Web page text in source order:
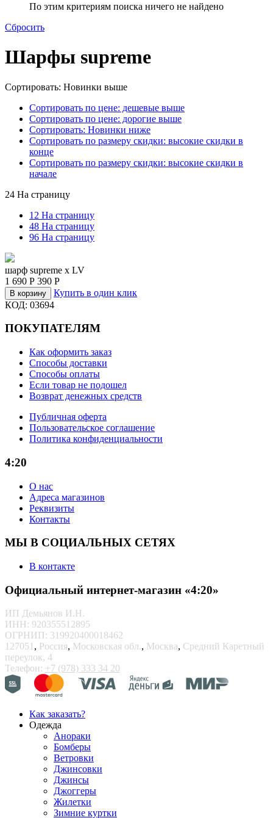
По этим критериям поиска ничего не найдено
Сбросить
Шарфы supreme
Сортировать: Новинки выше
Сортировать по цене: дешевые выше
Сортировать по цене: дорогие выше
Сортировать: Новинки ниже
Сортировать по размеру скидки: высокие скидки в
конце
Сортировать по размеру скидки: высокие скидки в
начале
24 На страницу
12 На страницу
48 На страницу
96 На страницу
шарф supreme x LV
1 690 Р 390 Р
В корзину
Купить в один клик
КОД: 03694
ПОКУПАТЕЛЯМ
Как оформить заказ
Способы доставки
Способы оплаты
Если товар не подошел
Возврат денежных средств
Публичная оферта
Пользовательское соглашение
Политика конфиденциальности
4:20
О нас
Адреса магазинов
Реквизиты
Контакты
МЫ В СОЦИАЛЬНЫХ СЕТЯХ
В контакте
Официальный интернет-магазин «4:20»
ИП Демьянов И.Н.
ИНН: 920355512895
ОГРНИП: 319920400018462
127051 , Россия, Московская обл., Москва, Средний Каретный
переулок, 4
Телефон: +7 (978) 333 34 20
Как заказать?
Одежда
Анораки
Бомберы
Ветровки
Джинсовки
Джинсы
Джоггеры
Жилетки
Зимние куртки